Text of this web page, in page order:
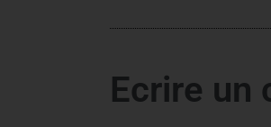
Ecrire un